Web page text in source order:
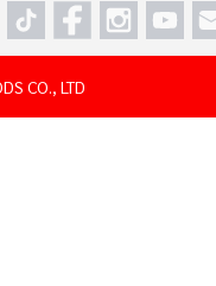
CO., LTD